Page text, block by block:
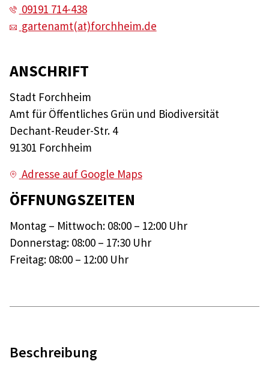
09191 714-438
gartenamt(at)forchheim.de
ANSCHRIFT
Stadt Forchheim
Amt für Öffentliches Grün und Biodiversität
Dechant-Reuder-Str. 4
91301 Forchheim
Adresse auf Google Maps
ÖFFNUNGSZEITEN
Montag – Mittwoch: 08:00 – 12:00 Uhr
Donnerstag: 08:00 – 17:30 Uhr
Freitag: 08:00 – 12:00 Uhr
Beschreibung